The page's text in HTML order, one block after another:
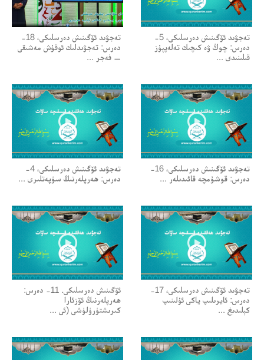
تەجۋىد ئۆگىنىش دەرسلىكى، 5-
دەرس: چوڭ ۋە كىچىك تەلەپپۇز
قىلىنىدى ...
تەجۋىد ئۆگىنىش دەرسلىكى، 18-
دەرس: تەجۋىدلىك ئوقۇش مەشىقى
— فەجر ...
تەجۋىد ئۆگىنىش دەرسلىكى، 16-
دەرس: قوشۇمچە قائىدىلەر ...
تەجۋىد ئۆگىنىش دەرسلىكى، 4-
دەرس: ھەرپلەرنىڭ سۈپەتلىرى ...
تەجۋىد ئۆگىنىش دەرسلىكى، 17-
دەرس: ئايرىلىپ ياكى ئۇلىنىپ
كېلىدىغ ...
ئۆگىنىش دەرسلىكى. 11- دەرس:
ھەرپلەرنىڭ ئۆزئارا
كىرىشتۈرۈلۈشى (ئى ...